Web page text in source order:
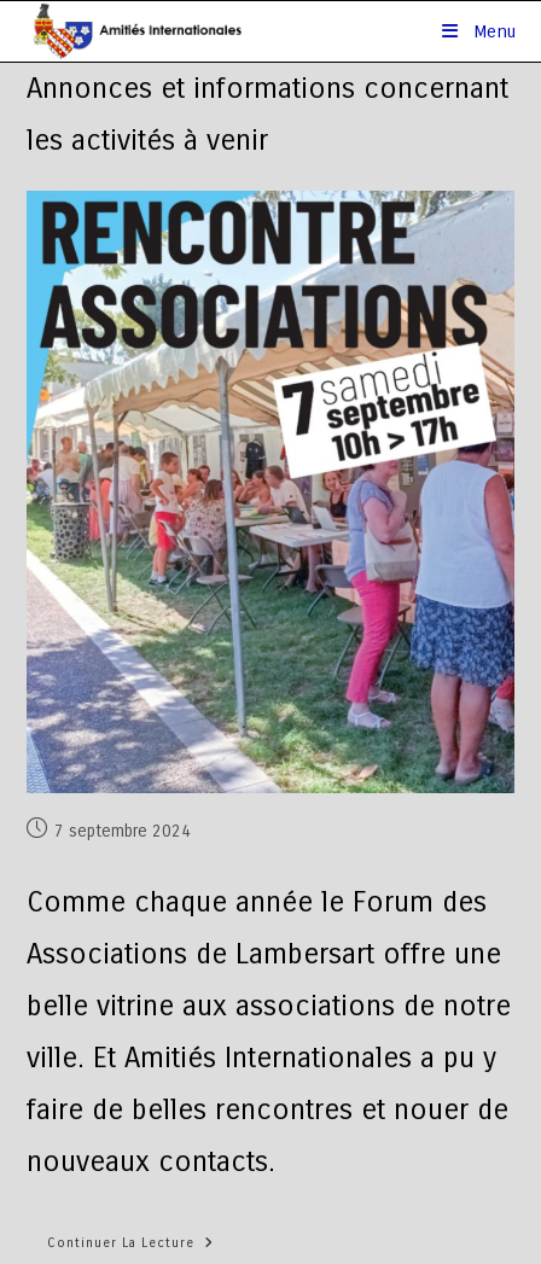
Menu
Annonces et informations concernant
les activités à venir
7 septembre 2024
Comme chaque année le Forum des
Associations de Lambersart offre une
belle vitrine aux associations de notre
ville. Et Amitiés Internationales a pu y
faire de belles rencontres et nouer de
nouveaux contacts.
Continuer La Lecture